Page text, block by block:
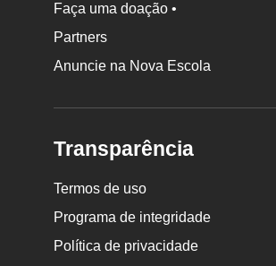
Faça uma doação •
Partners
Anuncie na Nova Escola
Transparência
Termos de uso
Programa de integridade
Política de privacidade